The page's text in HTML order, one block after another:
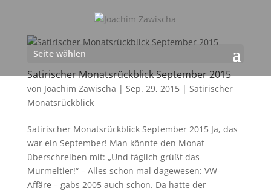
Seite wählen
Satirischer Monatsrückblick September 2015
von Joachim Zawischa | Sep. 29, 2015| Satirischer
Monatsrückblick
Satirischer Monatsrückblick September 2015 Ja, das
war ein September! Man könnte den Monat
überschreiben mit: „Und täglich grüßt das
Murmeltier!“ – Alles schon mal dagewesen: VW-
Affäre – gabs 2005 auch schon. Da hatte der